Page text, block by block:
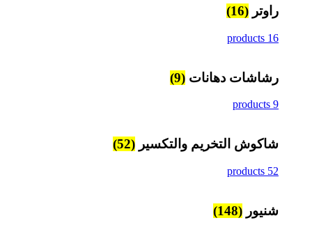
راوتر (16)
16 products
رشاشات دهانات (9)
9 products
شاكوش التخريم والتكسير (52)
52 products
شنيور (148)